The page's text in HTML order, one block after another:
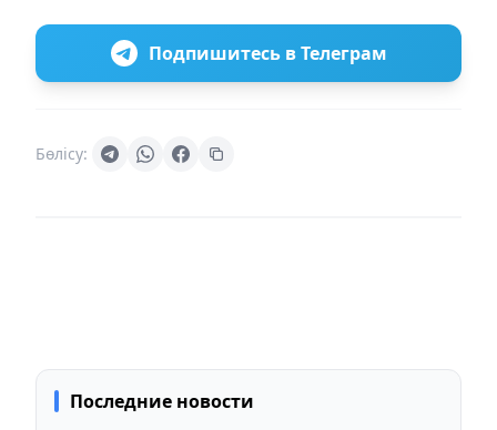
Подпишитесь в Телеграм
Бөлісу:
Последние новости